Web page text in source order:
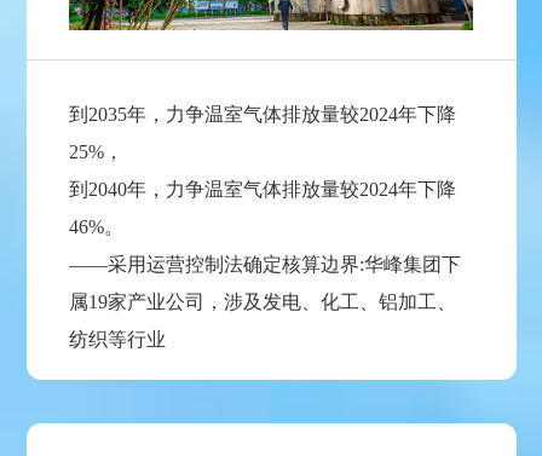
到2035年，力争温室气体排放量较2024年下降
25%，
到2040年，力争温室气体排放量较2024年下降
46%。
——采用运营控制法确定核算边界:华峰集团下
属19家产业公司，涉及发电、化工、铝加工、
纺织等行业